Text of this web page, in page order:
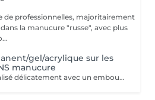
de professionnelles, majoritairement
la manucure "russe", avec plus
No...
gel/acrylique sur les
manucure
Le retrait complet sera réalisé délicatement avec un embout spécial de ponceuse à ongles. Inclus dans la prestation : Façonner et limer les ongles.